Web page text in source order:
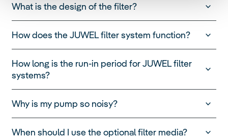
What is the design of the filter?
How does the JUWEL filter system function?
How long is the run-in period for JUWEL filter
systems?
Why is my pump so noisy?
When should I use the optional filter media?